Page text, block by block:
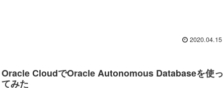
2020.04.15
Oracle CloudでOracle Autonomous Databaseを使っ
てみた